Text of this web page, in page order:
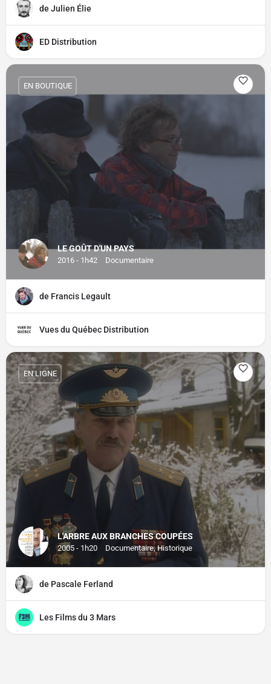
de Julien Élie
ED Distribution
LE GOÛT D'UN PAYS
2016 - 1h42 Documentaire
EN BOUTIQUE
de Francis Legault
Vues du Québec Distribution
L'ARBRE AUX BRANCHES COUPÉES
2005 - 1h20 Documentaire, Historique
EN LIGNE
de Pascale Ferland
Les Films du 3 Mars